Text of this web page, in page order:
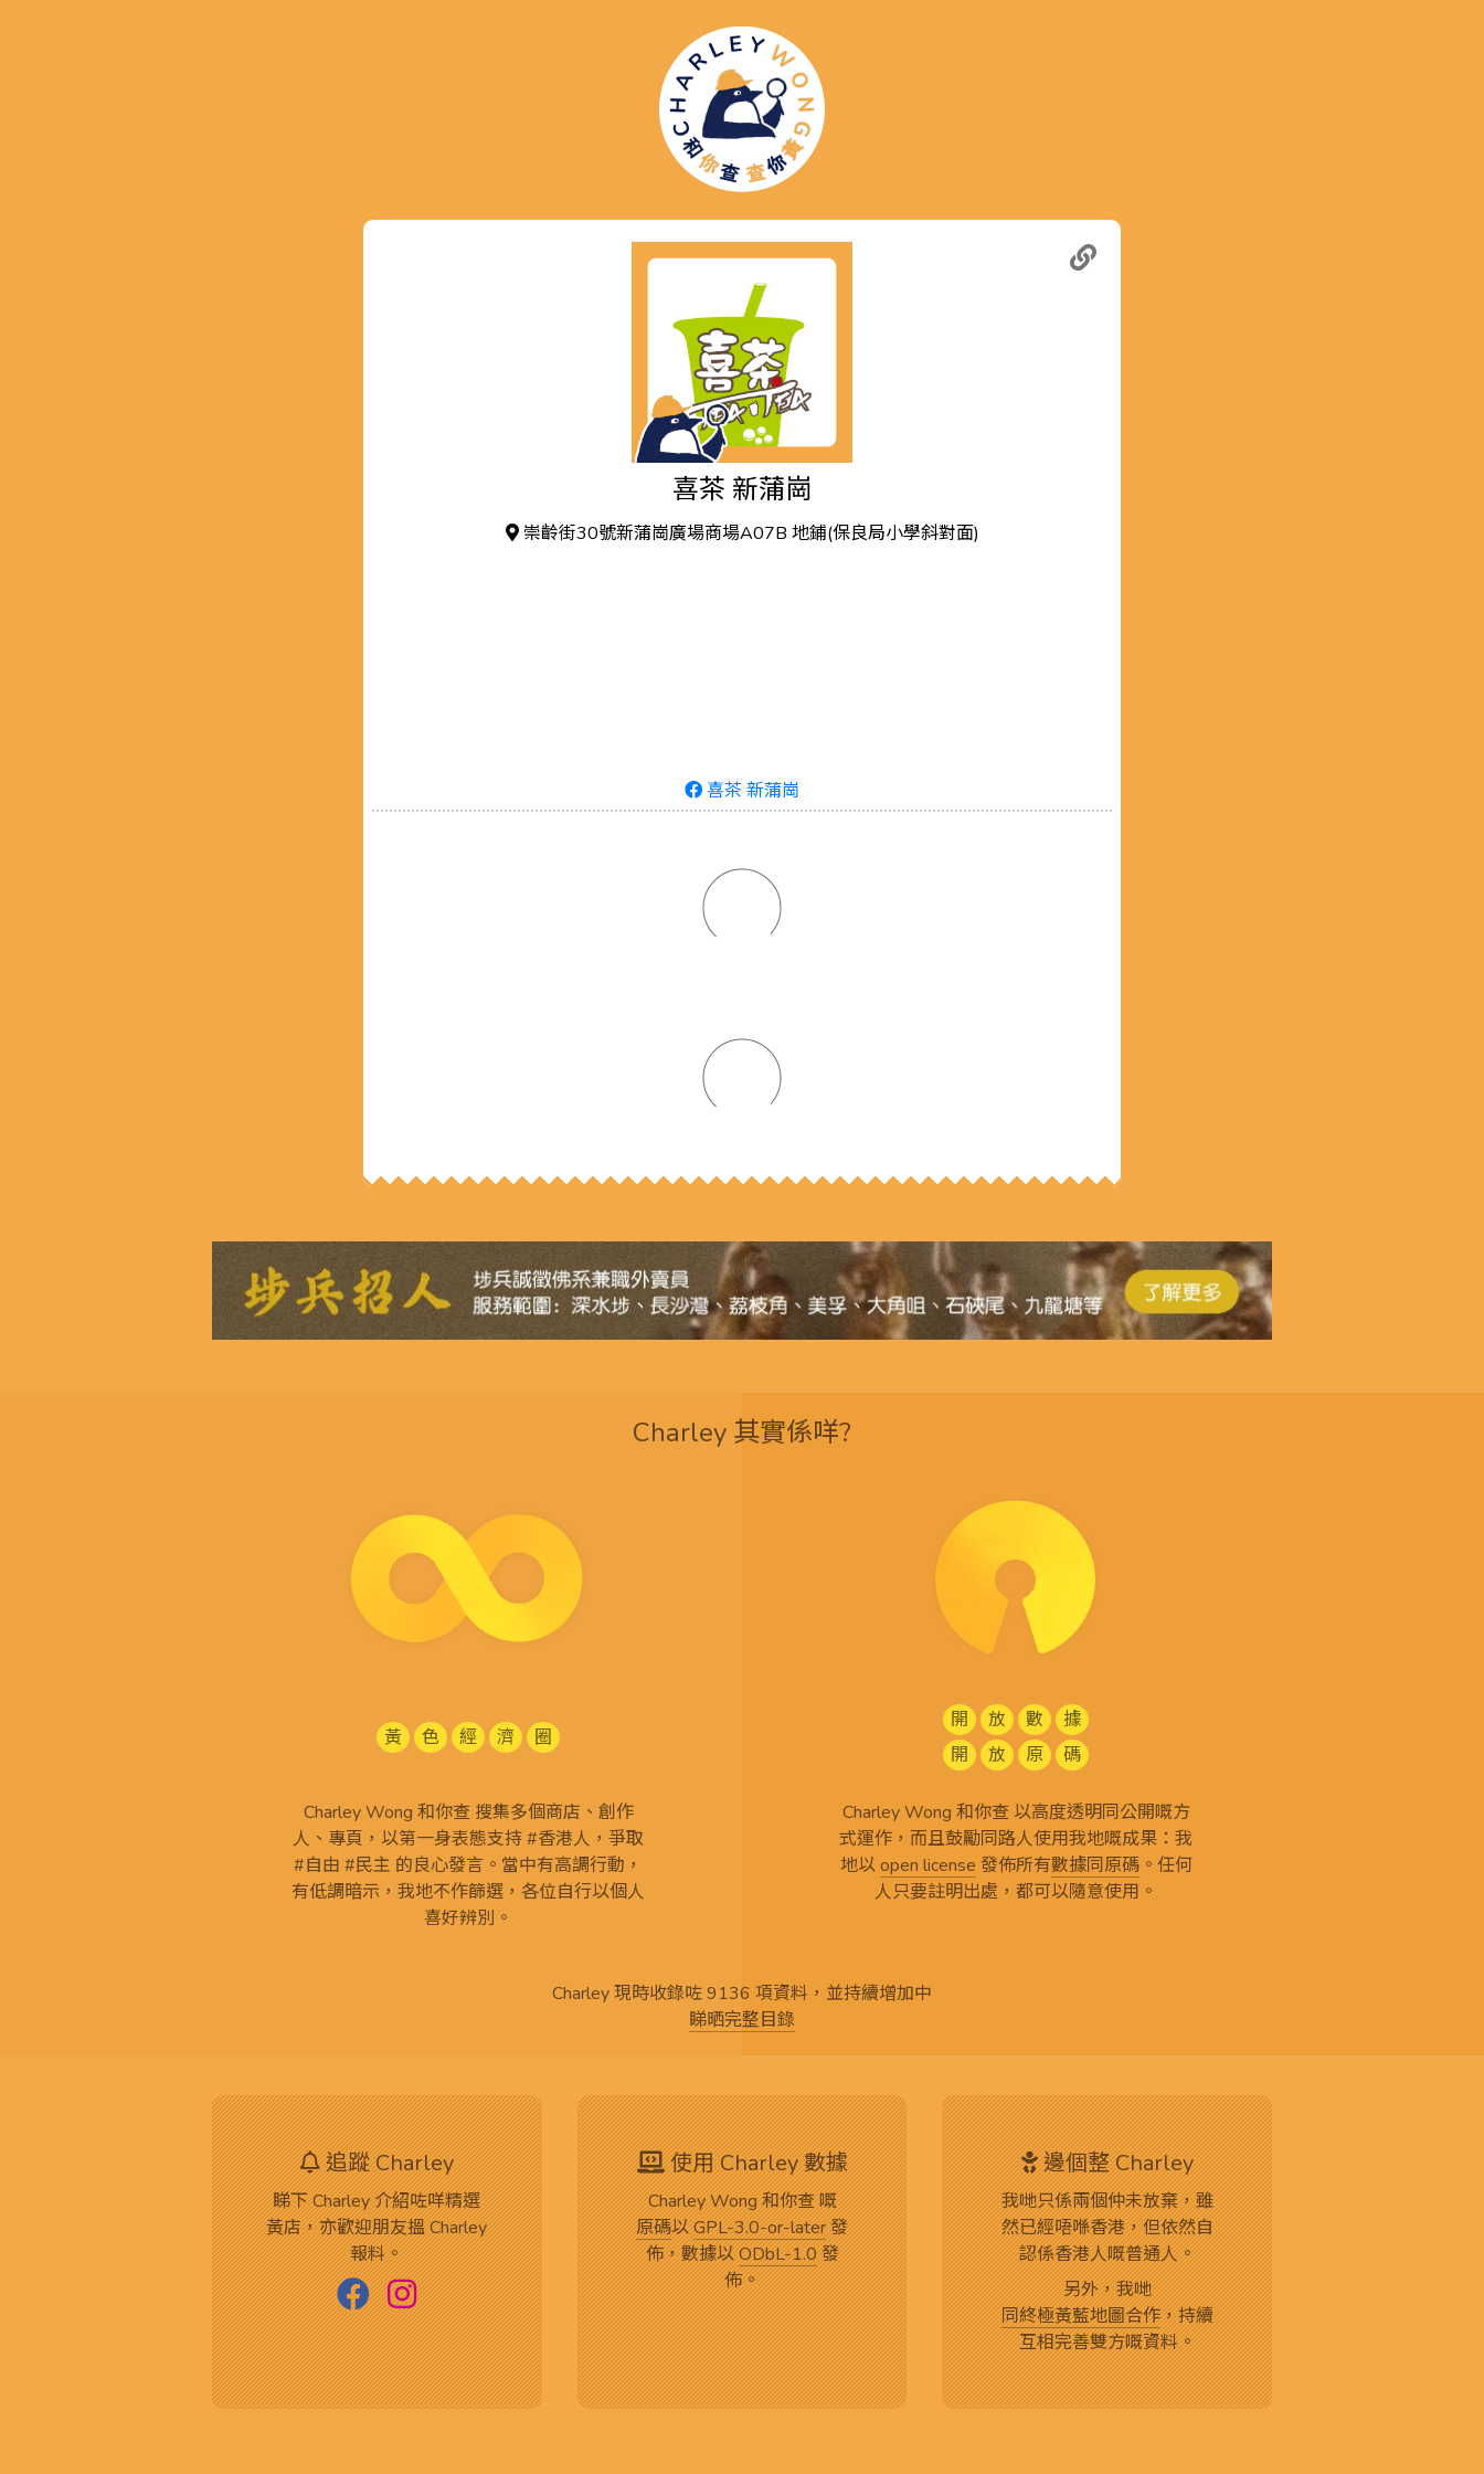
喜茶 新蒲崗
崇齡街30號新蒲崗廣場商場A07B 地鋪(保良局小學斜對面)
喜茶 新蒲崗
Charley 其實係咩?
黃 色 經 濟 圈
Charley Wong 和你查 搜集多個商店、創作
人、專頁，以第一身表態支持 #香港人，爭取
#自由 #民主 的良心發言。當中有高調行動，
有低調暗示，我地不作篩選，各位自行以個人
喜好辨別。
開 放 數
據
開
放 原 碼
Charley Wong 和你查 以高度透明同公開嘅方
式運作，而且鼓勵同路人使用我地嘅成果：我
地以open license 發佈所有數據同原碼。任何
人只要註明出處，都可以隨意使用。
Charley 現時收錄咗 9136 項資料，並持續增加中
睇晒完整目錄
追蹤 Charley
睇下 Charley 介紹咗咩精選
黃店，亦歡迎朋友搵 Charley
報料。
使用 Charley 數據
Charley Wong 和你查 嘅
原碼以GPL-3.0-or-later發
佈，數據以ODbL-1.0發
佈。
邊個整 Charley
我哋只係兩個仲未放棄，雖
然已經唔喺香港，但依然自
認係香港人嘅普通人。
另外，我哋
同終極黃藍地圖合作，持續
互相完善雙方嘅資料。